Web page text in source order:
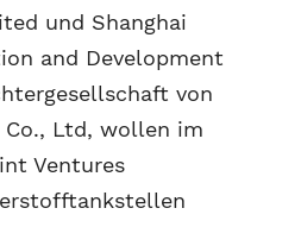
und Shanghai
and Development
von
Co., Ltd, wollen im
Ventures